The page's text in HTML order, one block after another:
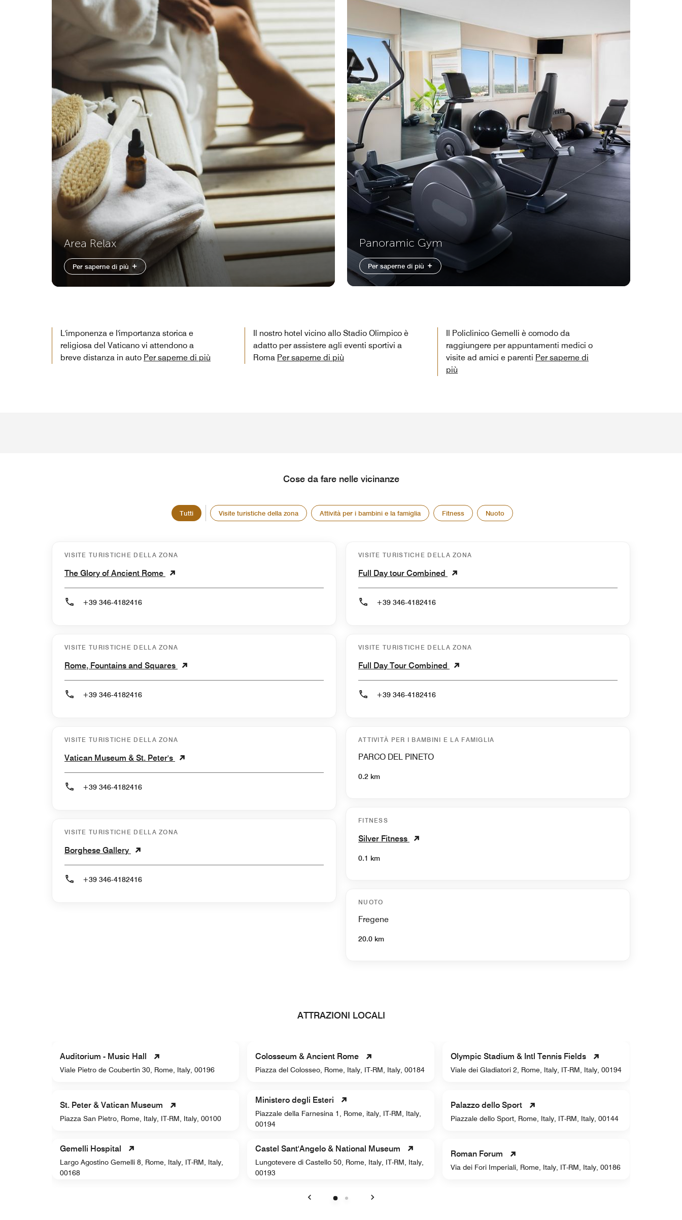
Area Relax
Per saperne di più
Panoramic Gym
Per saperne di più
L'imponenza e l'importanza storica e
religiosa del Vaticano vi attendono a
breve distanza in auto Per saperne di più
Il nostro hotel vicino allo Stadio Olimpico è
adatto per assistere agli eventi sportivi a
Roma Per saperne di più
Il Policlinico Gemelli è comodo da
raggiungere per appuntamenti medici o
visite ad amici e parenti Per saperne di
più
Cose da fare nelle vicinanze
Tutti Visite turistiche della zona Attività per i bambini e la famiglia Fitness Nuoto
VISITE TURISTICHE DELLA ZONA
The Glory of Ancient Rome
+39 346-4182416
VISITE TURISTICHE DELLA ZONA
Rome, Fountains and Squares
+39 346-4182416
VISITE TURISTICHE DELLA ZONA
Vatican Museum & St. Peter's
+39 346-4182416
VISITE TURISTICHE DELLA ZONA
Borghese Gallery
+39 346-4182416
VISITE TURISTICHE DELLA ZONA
Full Day tour Combined
+39 346-4182416
VISITE TURISTICHE DELLA ZONA
Full Day Tour Combined
+39 346-4182416
ATTIVITÀ PER I BAMBINI E LA FAMIGLIA
PARCO DEL PINETO
0.2 km
FITNESS
Silver Fitness
0.1 km
NUOTO
Fregene
20.0 km
ATTRAZIONI LOCALI
Auditorium - Music Hall
Viale Pietro de Coubertin 30, Rome, Italy, 00196
Colosseum & Ancient Rome
Piazza del Colosseo, Rome, Italy, IT-RM, Italy, 00184
Olympic Stadium & Intl Tennis Fields
Viale dei Gladiatori 2, Rome, Italy, IT-RM, Italy, 00194
St. Peter & Vatican Museum
Piazza San Pietro, Rome, Italy, IT-RM, Italy, 00100
Ministero degli Esteri
Piazzale della Farnesina 1, Rome, italy, IT-RM, Italy,
00194
Palazzo dello Sport
Piazzale dello Sport, Rome, Italy, IT-RM, Italy, 00144
Gemelli Hospital
Largo Agostino Gemelli 8, Rome, Italy, IT-RM, Italy,
00168
Castel Sant'Angelo & National Museum
Lungotevere di Castello 50, Rome, Italy, IT-RM, Italy,
00193
Roman Forum
Via dei Fori Imperiali, Rome, Italy, IT-RM, Italy, 00186